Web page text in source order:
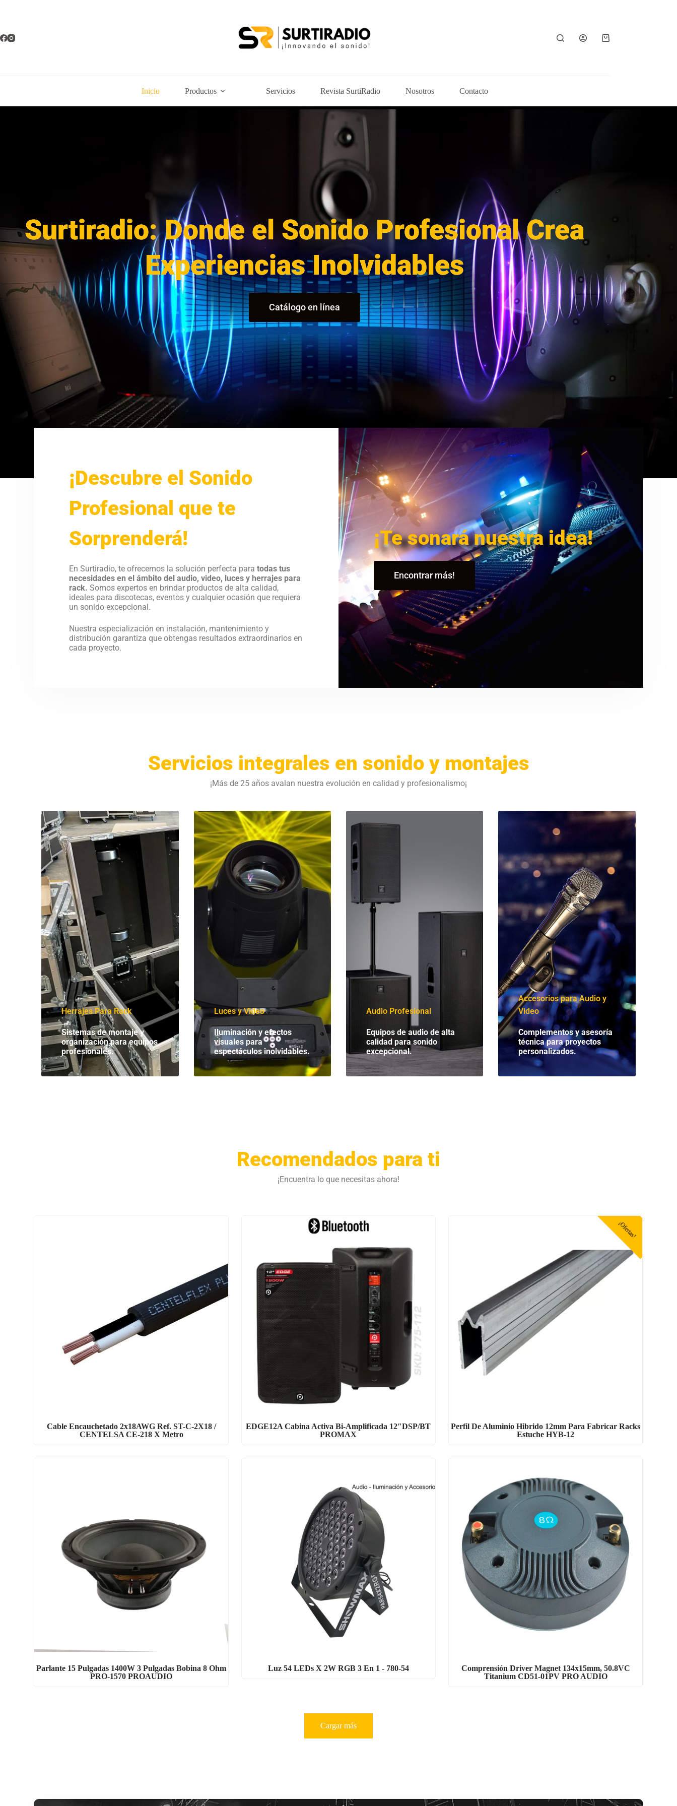
Inicio Productos Servicios Revista SurtiRadio Nosotros Contacto
Surtiradio: Donde el Sonido Profesional Crea
Experiencias Inolvidables
Catálogo en línea
¡Descubre el Sonido
Profesional que te
Sorprenderá!
En Surtiradio, te ofrecemos la solución perfecta paratodas tus
necesidades en el ámbito del audio, video, luces y herrajes para
rack. Somos expertos en brindar productos de alta calidad,
ideales para discotecas, eventos y cualquier ocasión que requiera
un sonido excepcional.
Nuestra especialización en instalación, mantenimiento y
distribución garantiza que obtengas resultados extraordinarios en
cada proyecto.
¡Te sonará nuestra idea!
Encontrar más!
Servicios integrales en sonido y montajes
¡Más de 25 años avalan nuestra evolución en calidad y profesionalismo¡
Herrajes Para Rack
Sistemas de montaje y
organización para equipos
profesionales.
Luces y Video
Iluminación y efectos
visuales para
espectáculos inolvidables.
Audio Profesional
Equipos de audio de alta
calidad para sonido
excepcional.
Accesorios para Audio y
Video
Complementos y asesoría
técnica para proyectos
personalizados.
Recomendados para ti
¡Encuentra lo que necesitas ahora!
Cable Encauchetado 2x18AWG Ref. ST-C-2X18 /
CENTELSA CE-218 X Metro
EDGE12A Cabina Activa Bi-Amplificada 12″DSP/BT
PROMAX
¡Ofertas!
Perfil De Aluminio Hibrido 12mm Para Fabricar Racks
Estuche HYB-12
Parlante 15 Pulgadas 1400W 3 Pulgadas Bobina 8 Ohm
PRO-1570 PROAUDIO
Luz 54 LEDs X 2W RGB 3 En 1 - 780-54
Comprensión Driver Magnet 134x15mm, 50.8VC
Titanium CD51-01PV PRO AUDIO
Cargar más